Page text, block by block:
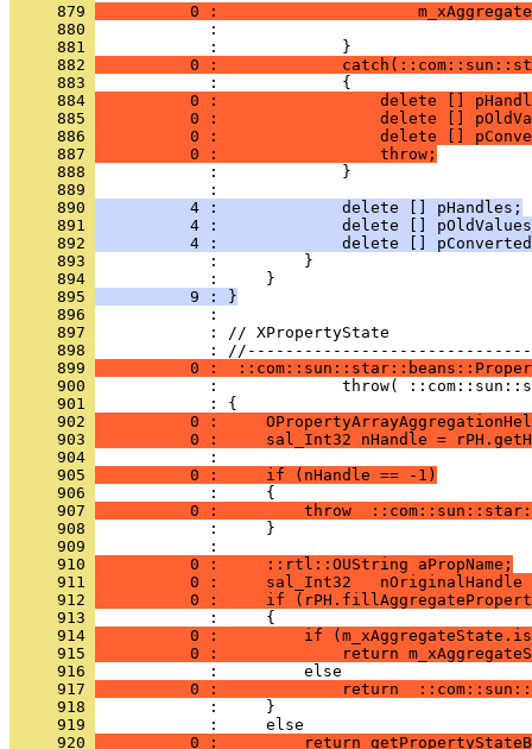
     879
0 :
     880
     881
     882
0 :
     883
     884
0 :                 delete []
     885
0 :                 delete []
     886
0 :                 delete []
     887
          0 :                 throw;
     888
     889
     890
          4 :             delete [] pHandles;
     891
4 :             delete []
     892
4 :             delete []
     893
     894
     895
          9 : }
     896
     897
            : // XPropertyState
     898
     899
0 :
     900
     901
     902
0 :
     903
0 :     sal_Int32 nHandle =
     904
     905
          0 :     if (nHandle == -1)
     906
     907
0 :         throw
     908
     909
     910
          0 :     ::rtl::OUString aPropName;
     911
0 :     sal_Int32   nOriginalHandle
     912
0 :     if
     913
     914
0 :         if
     915
0 :             return
     916
     917
0 :             return
     918
     919
     920
0 :         return